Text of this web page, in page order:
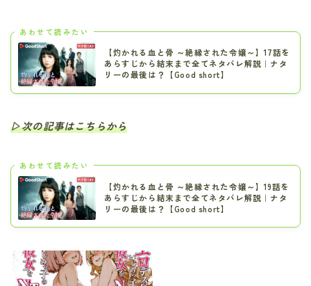
あわせて読みたい
【灼かれる血と骨 ～絶縁された令嬢～】17話を
あらすじから結末まで全てネタバレ解説｜ナタ
リーの最後は？【Good short】
▷次の記事はこちらから
あわせて読みたい
【灼かれる血と骨 ～絶縁された令嬢～】19話を
あらすじから結末まで全てネタバレ解説｜ナタ
リーの最後は？【Good short】